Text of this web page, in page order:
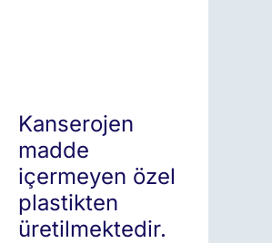
Kanserojen
madde
içermeyen özel
plastikten
üretilmektedir.